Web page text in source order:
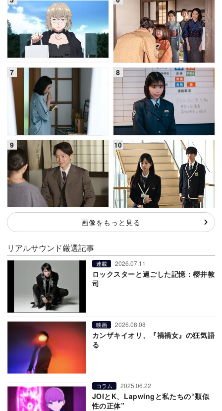
画像をもっと見る
リアルサウンド厳選記事
連載 2026.07.11
ロックスターと過ごした記憶：櫻井敦
司
映画 2026.08.08
カンザキイオリ、『禍禍女』の狂気語
る
コラム 2025.06.22
JOIとK、Lapwingと私たちの“類似
性の正体”